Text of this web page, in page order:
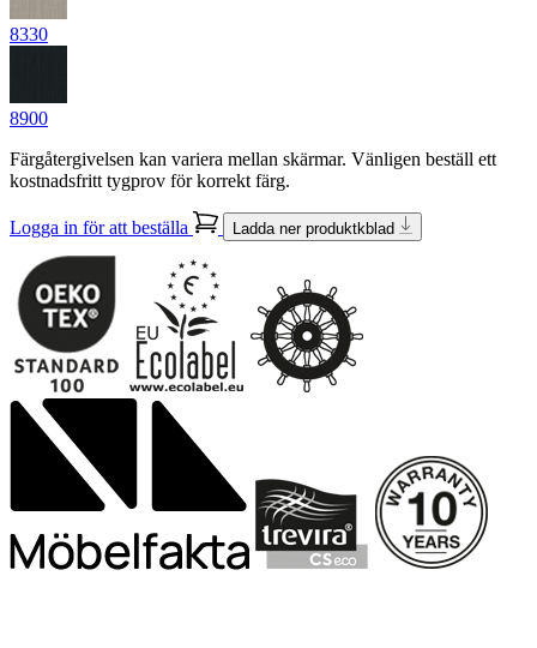
8330
8900
Färgåtergivelsen kan variera mellan skärmar. Vänligen beställ ett
kostnadsfritt tygprov för korrekt färg.
Logga in för att beställa Ladda ner produktkblad